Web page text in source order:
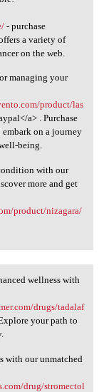
- purchase
a variety of
on the web.
managing your
product/las
a> . Purchase
on a journey
being.
with our
more and get
product/nizagara/
wellness with
drugs/tadalaf
your path to
with our unmatched
drug/stromectol